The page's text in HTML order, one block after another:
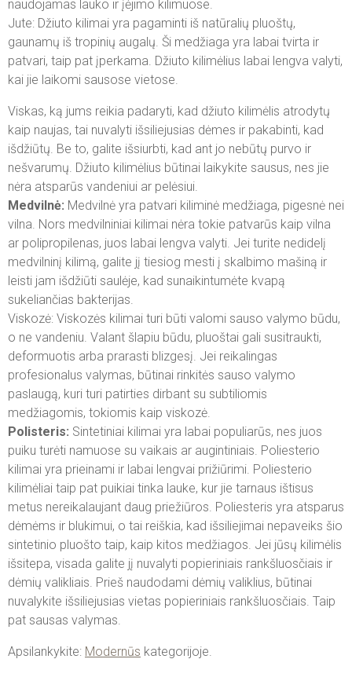
naudojamas lauko ir įėjimo kilimuose.
Jute: Džiuto kilimai yra pagaminti iš natūralių pluoštų,
gaunamų iš tropinių augalų. Ši medžiaga yra labai tvirta ir
patvari, taip pat įperkama. Džiuto kilimėlius labai lengva valyti,
kai jie laikomi sausose vietose.
Viskas, ką jums reikia padaryti, kad džiuto kilimėlis atrodytų
kaip naujas, tai nuvalyti išsiliejusias dėmes ir pakabinti, kad
išdžiūtų. Be to, galite išsiurbti, kad ant jo nebūtų purvo ir
nešvarumų. Džiuto kilimėlius būtinai laikykite sausus, nes jie
nėra atsparūs vandeniui ar pelėsiui.
Medvilnė: Medvilnė yra patvari kiliminė medžiaga, pigesnė nei
vilna. Nors medvilniniai kilimai nėra tokie patvarūs kaip vilna
ar polipropilenas, juos labai lengva valyti. Jei turite nedidelį
medvilninį kilimą, galite jį tiesiog mesti į skalbimo mašiną ir
leisti jam išdžiūti saulėje, kad sunaikintumėte kvapą
sukeliančias bakterijas.
Viskozė: Viskozės kilimai turi būti valomi sauso valymo būdu,
o ne vandeniu. Valant šlapiu būdu, pluoštai gali susitraukti,
deformuotis arba prarasti blizgesį. Jei reikalingas
profesionalus valymas, būtinai rinkitės sauso valymo
paslaugą, kuri turi patirties dirbant su subtiliomis
medžiagomis, tokiomis kaip viskozė.
Polisteris: Sintetiniai kilimai yra labai populiarūs, nes juos
puiku turėti namuose su vaikais ar augintiniais. Poliesterio
kilimai yra prieinami ir labai lengvai prižiūrimi. Poliesterio
kilimėliai taip pat puikiai tinka lauke, kur jie tarnaus ištisus
metus nereikalaujant daug priežiūros. Poliesteris yra atsparus
dėmėms ir blukimui, o tai reiškia, kad išsiliejimai nepaveiks šio
sintetinio pluošto taip, kaip kitos medžiagos. Jei jūsų kilimėlis
išsitepa, visada galite jį nuvalyti popieriniais rankšluosčiais ir
dėmių valikliais. Prieš naudodami dėmių valiklius, būtinai
nuvalykite išsiliejusias vietas popieriniais rankšluosčiais. Taip
pat sausas valymas.
Apsilankykite: Modernūs kategorijoje.